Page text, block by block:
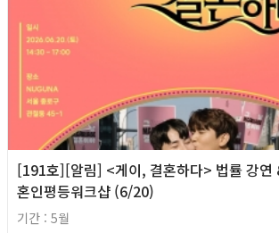
[191호][알림] <게이, 결혼하다> 법률 강연
혼인평등워크샵 (6/20)
기간 : 5월